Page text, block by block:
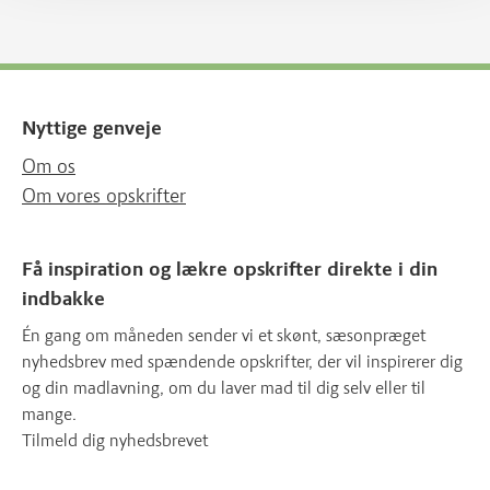
Nyttige genveje
Om os
Om vores opskrifter
Få inspiration og lækre opskrifter direkte i din
indbakke
Én gang om måneden sender vi et skønt, sæsonpræget
nyhedsbrev med spændende opskrifter, der vil inspirerer dig
og din madlavning, om du laver mad til dig selv eller til
mange.
Tilmeld dig nyhedsbrevet